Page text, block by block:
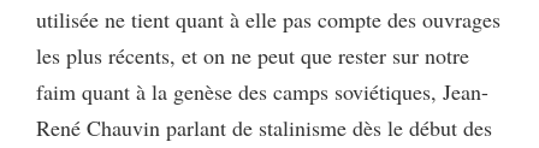
utilisée ne tient quant à elle pas compte des ouvrages
les plus récents, et on ne peut que rester sur notre
faim quant à la genèse des camps soviétiques, Jean-
René Chauvin parlant de stalinisme dès le début des